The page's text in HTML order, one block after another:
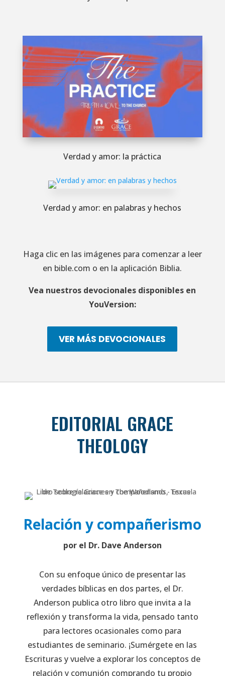
Verdad y amor: la práctica
Verdad y amor: en palabras y hechos
Haga clic en las imágenes para comenzar a leer
en bible.com o en la aplicación Biblia.
Vea nuestros devocionales disponibles en
YouVersion:
VER MÁS DEVOCIONALES
EDITORIAL GRACE
THEOLOGY
Relación y compañerismo
por el Dr. Dave Anderson
Con su enfoque único de presentar las
verdades bíblicas en dos partes, el Dr.
Anderson publica otro libro que invita a la
reflexión y transforma la vida, pensado tanto
para lectores ocasionales como para
estudiantes de seminario. ¡Sumérgete en las
Escrituras y vuelve a explorar los conceptos de
relación y comunión comprando tu propio